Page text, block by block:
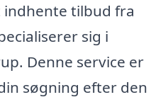
tilbud fra
sig i
Denne service er
søgning efter den